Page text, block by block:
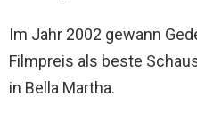
Im Jahr 2002 gewann
Filmpreis als beste
in Bella Martha.